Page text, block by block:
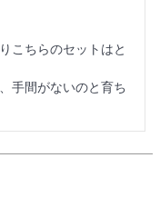
こちらのセットはと
手間がないのと育ち